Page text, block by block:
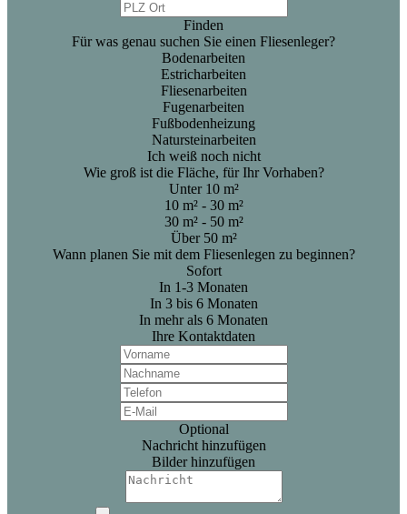
Finden
Für was genau suchen Sie einen Fliesenleger?
Bodenarbeiten
Estricharbeiten
Fliesenarbeiten
Fugenarbeiten
Fußbodenheizung
Natursteinarbeiten
Ich weiß noch nicht
Wie groß ist die Fläche, für Ihr Vorhaben?
Unter 10 m²
10 m² - 30 m²
30 m² - 50 m²
Über 50 m²
Wann planen Sie mit dem Fliesenlegen zu beginnen?
Sofort
In 1-3 Monaten
In 3 bis 6 Monaten
In mehr als 6 Monaten
Ihre Kontaktdaten
Optional
Nachricht hinzufügen
Bilder hinzufügen